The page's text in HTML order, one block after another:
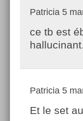
Patricia 5
ce tb est
hallucinant.
Patricia 5
Et le set